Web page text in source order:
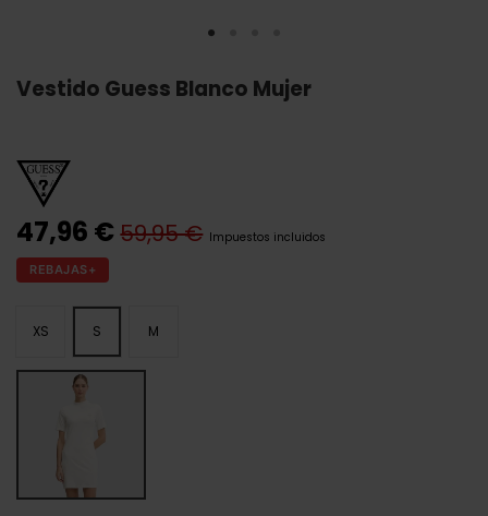
Vestido Guess Blanco Mujer
47,96 €59,95 € Impuestos incluidos
REBAJAS+
XS S M